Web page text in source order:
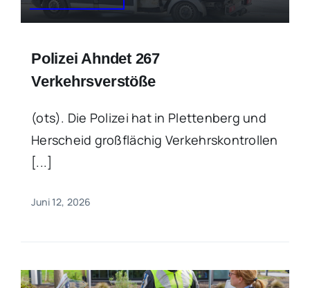
Polizei Ahndet 267
Verkehrsverstöße
(ots). Die Polizei hat in Plettenberg und
Herscheid großflächig Verkehrskontrollen
[...]
Juni 12, 2026